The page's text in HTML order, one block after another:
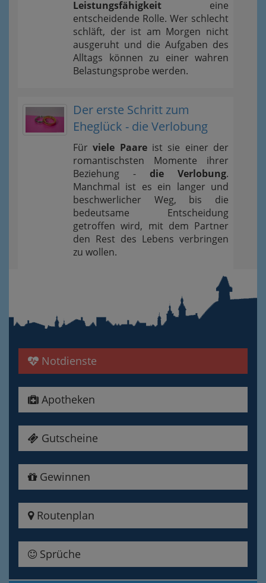
Leistungsfähigkeit eine
entscheidende Rolle. Wer schlecht
schläft, der ist am Morgen nicht
ausgeruht und die Aufgaben des
Alltags können zu einer wahren
Belastungsprobe werden.
Der erste Schritt zum
Eheglück - die Verlobung
Fürviele Paareist sie einer der
romantischsten Momente ihrer
Beziehung - die Verlobung.
Manchmal ist es ein langer und
beschwerlicher Weg, bis die
bedeutsame Entscheidung
getroffen wird, mit dem Partner
den Rest des Lebens verbringen
zu wollen.
Notdienste
Apotheken
Gutscheine
Gewinnen
Routenplan
Sprüche